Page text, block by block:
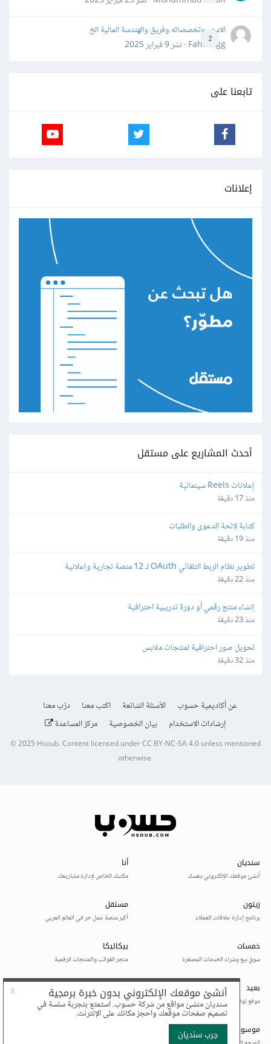
2
الاسهم وتخصصاته وفريق والهندسة المالية الخ
Fahd Ggg · نشر
9 فبراير 2025
تابعنا على
إعلانات
أحدث المشاريع على مستقل
إعلانات Reels سينمائية
منذ 17 دقيقة
كتابة لائحة الدعوى والطلبات
منذ 19 دقيقة
تطوير نظام الربط التلقائي OAuth لـ 12 منصة تجارية وإعلانية
منذ 22 دقيقة
إنشاء منتج رقمي أو دورة تدريبية احترافية
منذ 23 دقيقة
تحويل صور احترافية لمنتجات ملابس
منذ 32 دقيقة
عن أكاديمية حسوب الأسئلة الشائعة اكتب معنا
درّب معنا
إرشادات الاستخدام
بيان الخصوصية مركز المساعدة
© 2025 Hsoub.Content licensed underCC BY-NC-SA 4.0unless mentioned
otherwise.